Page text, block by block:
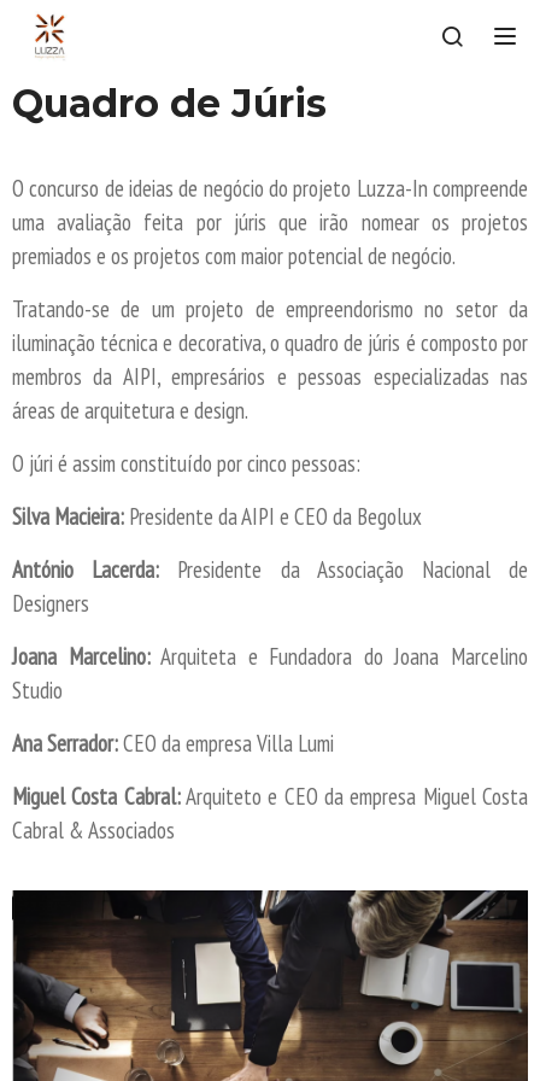
Quadro de Júris
O concurso de ideias de negócio do projeto Luzza-In compreende
uma avaliação feita por júris que irão nomear os projetos
premiados e os projetos com maior potencial de negócio.
Tratando-se de um projeto de empreendorismo no setor da
iluminação técnica e decorativa, o quadro de júris é composto por
membros da AIPI, empresários e pessoas especializadas nas
áreas de arquitetura e design.
O júri é assim constituído por cinco pessoas:
Silva Macieira: Presidente da AIPI e CEO da Begolux
António Lacerda: Presidente da Associação Nacional de
Designers
Joana Marcelino:Arquiteta e Fundadora do Joana Marcelino
Studio
Ana Serrador:CEO da empresa Villa Lumi
Miguel Costa Cabral:Arquiteto e CEO da empresa Miguel Costa
Cabral & Associados